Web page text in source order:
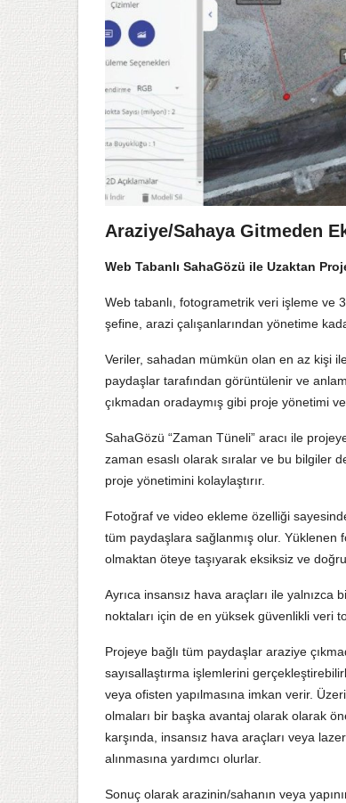
Araziye/Sahaya Gitmeden
Web Tabanlı SahaGözü ile Uzaktan
Web tabanlı, fotogrametrik veri işleme ve
şefine, arazi çalışanlarından yönetime
Veriler, sahadan mümkün olan en az kişi
paydaşlar tarafından görüntülenir ve
çıkmadan oradaymış gibi proje yönetimi
SahaGözü “Zaman Tüneli” aracı ile
zaman esaslı olarak sıralar ve bu bilgiler
proje yönetimini kolaylaştırır.
Fotoğraf ve video ekleme özelliği
tüm paydaşlara sağlanmış olur. Yüklenen
olmaktan öteye taşıyarak eksiksiz ve
Ayrıca insansız hava araçları ile
noktaları için de en yüksek güvenlikli veri
Projeye bağlı tüm paydaşlar araziye
sayısallaştırma işlemlerini
veya ofisten yapılmasına imkan verir.
olmaları bir başka avantaj olarak olarak
karşında, insansız hava araçları veya
alınmasına yardımcı olurlar.
Sonuç olarak arazinin/sahanın veya